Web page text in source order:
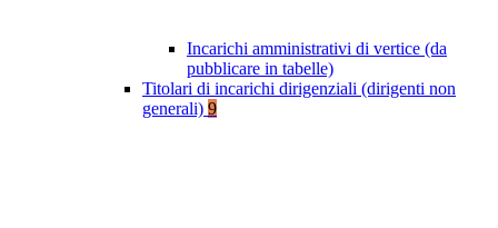
Incarichi amministrativi di vertice (da
pubblicare in tabelle)
Titolari di incarichi dirigenziali (dirigenti non
generali) 9